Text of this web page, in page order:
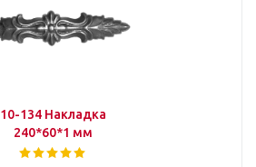
10-134 Накладка
240*60*1 мм